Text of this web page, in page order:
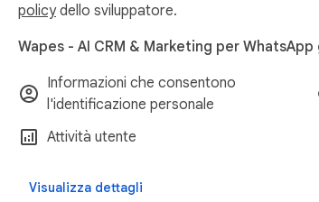
policydello sviluppatore.
Wapes - AI CRM & Marketing per
Informazioni che consentono
l'identificazione personale
Attività utente
Visualizza dettagli